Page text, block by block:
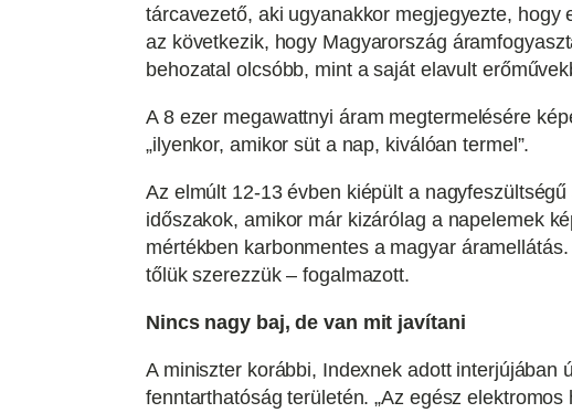
tárcavezető, aki ugyanakkor megjegyezte,
az következik, hogy Magyarország
behozatal olcsóbb, mint a saját elavult
A 8 ezer megawattnyi áram megtermelésére
„ilyenkor, amikor süt a nap, kiválóan termel”.
Az elmúlt 12-13 évben kiépült a
időszakok, amikor már kizárólag a napelemek
mértékben karbonmentes a magyar
tőlük szerezzük – fogalmazott.
Nincs nagy baj, de van mit javítani
A miniszter korábbi, Indexnek adott
fenntarthatóság területén. „Az egész